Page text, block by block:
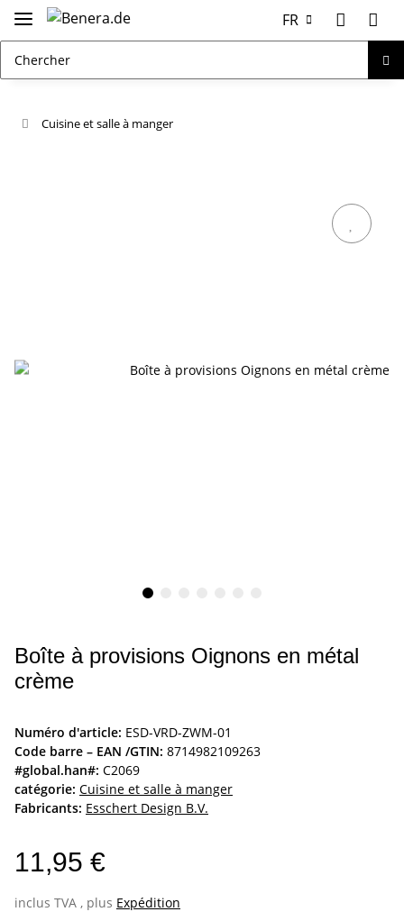
FR
Cuisine et salle à manger
Boîte à provisions Oignons en métal
crème
Numéro d'article: ESD-VRD-ZWM-01
Code barre – EAN /GTIN: 8714982109263
#global.han#: C2069
catégorie: Cuisine et salle à manger
Fabricants: Esschert Design B.V.
11,95 €
inclus TVA , plus Expédition